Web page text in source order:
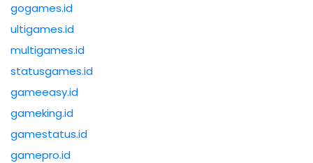
gogames.id
ultigames.id
multigames.id
statusgames.id
gameeasy.id
gameking.id
gamestatus.id
gamepro.id